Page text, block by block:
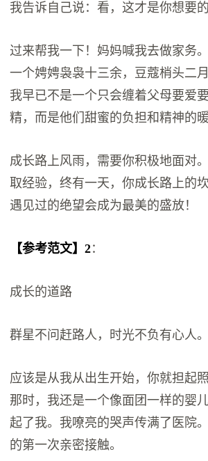
我告诉自己说：看，这才是你想要的
过来帮我一下！妈妈喊我去做家务
一个娉娉袅袅十三余，豆蔻梢头二
我早已不是一个只会缠着父母要爱
精，而是他们甜蜜的负担和精神的
成长路上风雨，需要你积极地面对
取经验，终有一天，你成长路上的
遇见过的绝望会成为最美的盛放！
【参考范文】2：
成长的道路
群星不问赶路人，时光不负有心人。
应该是从我从出生开始，你就担起
那时，我还是一个像面团一样的婴
起了我。我嘹亮的哭声传满了医院
的第一次亲密接触。